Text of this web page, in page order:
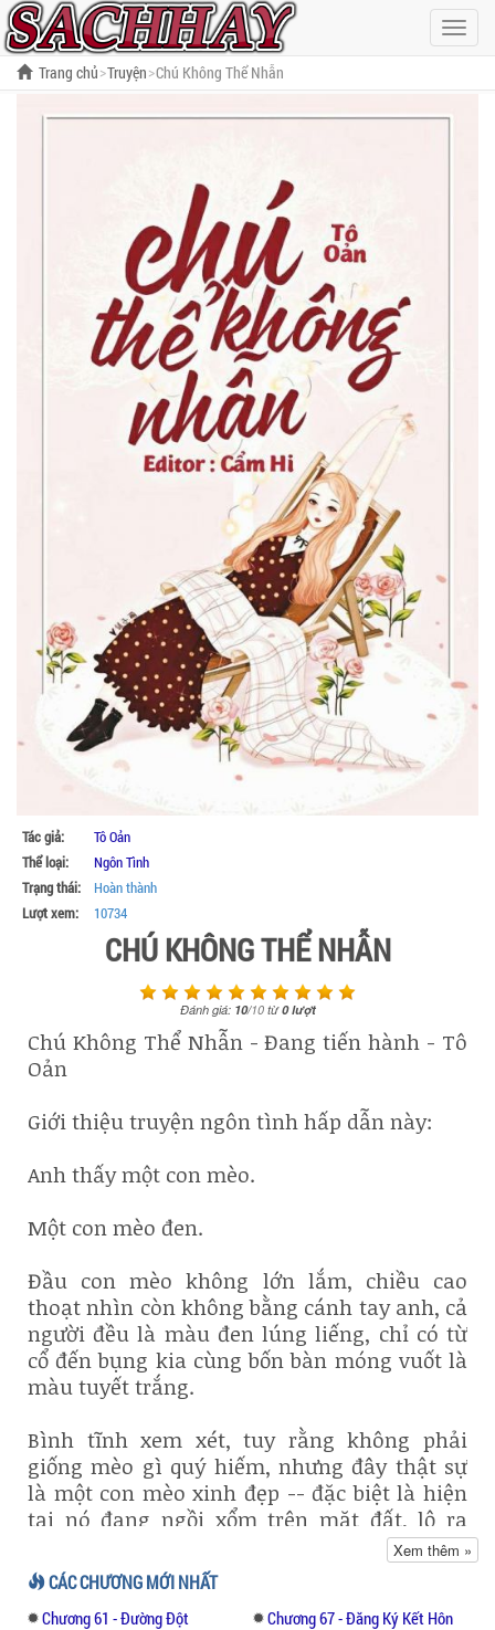
Hiện
menu
Trang chủ Truyện Chú Không Thể Nhẫn
Tác giả:
Tô Oản
Thể loại:
Ngôn Tình
Trạng thái:
Hoàn thành
Lượt xem:
10734
CHÚ KHÔNG THỂ NHẪN
Đánh giá: 10/10từ0lượt
Chú Không Thể Nhẫn - Đang tiến hành - Tô
Oản
Giới thiệu truyện ngôn tình hấp dẫn này:
Anh thấy một con mèo.
Một con mèo đen.
Đầu con mèo không lớn lắm, chiều cao
thoạt nhìn còn không bằng cánh tay anh, cả
người đều là màu đen lúng liếng, chỉ có từ
cổ đến bụng kia cùng bốn bàn móng vuốt là
màu tuyết trắng.
Bình tĩnh xem xét, tuy rằng không phải
giống mèo gì quý hiếm, nhưng đây thật sự
là một con mèo xinh đẹp -- đặc biệt là hiện
tại nó đang ngồi xổm trên mặt đất, lộ ra
vùng ngực cùng bụng tuyết trắng, hơi hơi
ngửa đầu, một đôi mắt sáng dường như có
chút khiếp người.
Xem thêm »
CÁC CHƯƠNG MỚI NHẤT
Chương 61 - Đường Đột
Chương 67 - Đăng Ký Kết Hôn